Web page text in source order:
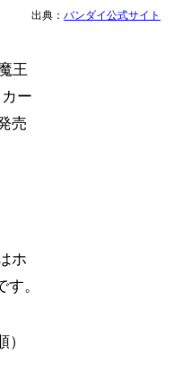
出典：バンダイ公式サイト
王
ー
売
ホ
。